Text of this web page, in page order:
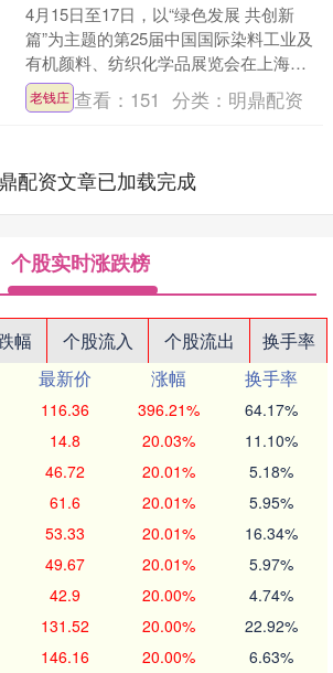
4月15日至17日，以“绿色发展 共创新
篇”为主题的第25届中国国际染料工业及
有机颜料、纺织化学品展览会在上海世
博展览馆亮相。展会总展出面积突破6万
平方米，吸引....
老钱庄 查看： 151 分类： 明鼎配资
配资文章已加载完成
个股实时涨跌榜
幅 个股流入 个股流出
换手率
最新价 涨幅
换手率
116.36 396.21% 64.17%
14.8 20.03% 11.10%
46.72 20.01% 5.18%
61.6 20.01% 5.95%
53.33 20.01% 16.34%
49.67 20.01% 5.97%
42.9 20.00% 4.74%
131.52 20.00% 22.92%
146.16 20.00% 6.63%